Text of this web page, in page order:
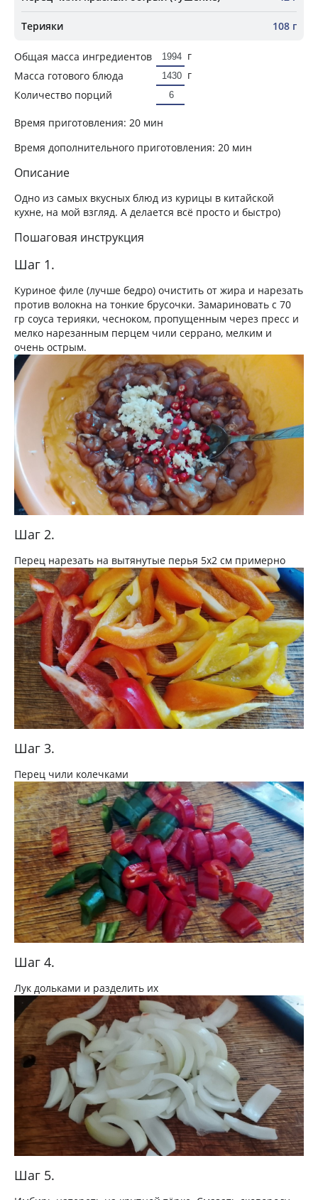
Терияки 108 г
Общая масса ингредиентов
г
Масса готового блюда
г
Количество порций
Время приготовления: 20 мин
Время дополнительного приготовления: 20 мин
Описание
Одно из самых вкусных блюд из курицы в китайской
кухне, на мой взгляд. А делается всё просто и быстро)
Пошаговая инструкция
Шаг 1.
Куриное филе (лучше бедро) очистить от жира и нарезать
против волокна на тонкие брусочки. Замариновать с 70
гр соуса терияки, чесноком, пропущенным через пресс и
мелко нарезанным перцем чили серрано, мелким и
очень острым.
Шаг 2.
Перец нарезать на вытянутые перья 5х2 см примерно
Шаг 3.
Перец чили колечками
Шаг 4.
Лук дольками и разделить их
Шаг 5.